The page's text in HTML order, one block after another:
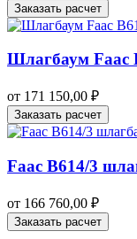
Заказать расчет
Шлагбаум Faac
от 171 150,00 ₽
Заказать расчет
Faac B614/3
от 166 760,00 ₽
Заказать расчет